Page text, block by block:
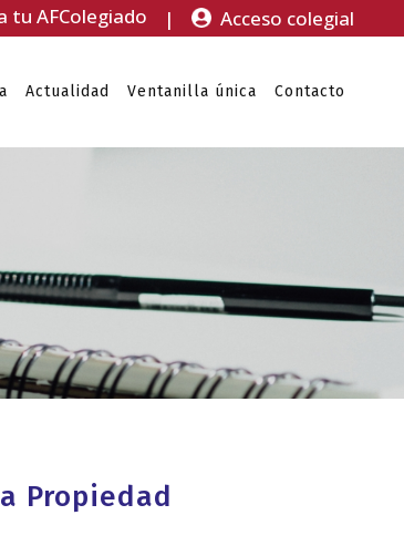
tu AFColegiado | Acceso colegial
Actualidad Ventanilla única Contacto
Propiedad